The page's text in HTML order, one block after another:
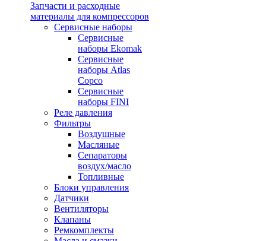
Запчасти и расходные
материалы для компрессоров
Cервисные наборы
Сервисные
наборы Ekomak
Cервисные
наборы Atlas
Copco
Сервисные
наборы FINI
Реле давления
Фильтры
Воздушные
Масляные
Сепараторы
воздух/масло
Топливные
Блоки управления
Датчики
Вентиляторы
Клапаны
Ремкомплекты